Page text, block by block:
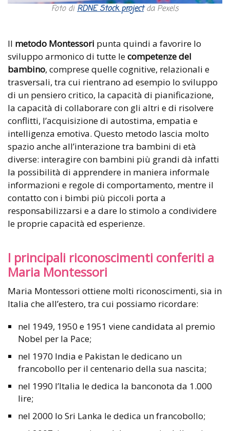
Foto di RDNE Stock projectda Pexels
Il metodo Montessori punta quindi a favorire lo
sviluppo armonico di tutte lecompetenze del
bambino, comprese quelle cognitive, relazionali e
trasversali, tra cui rientrano ad esempio lo sviluppo
di un pensiero critico, la capacità di pianificazione,
la capacità di collaborare con gli altri e di risolvere
conflitti, l’acquisizione di autostima, empatia e
intelligenza emotiva. Questo metodo lascia molto
spazio anche all’interazione tra bambini di età
diverse: interagire con bambini più grandi dà infatti
la possibilità di apprendere in maniera informale
informazioni e regole di comportamento, mentre il
contatto con i bimbi più piccoli porta a
responsabilizzarsi e a dare lo stimolo a condividere
le proprie capacità ed esperienze.
I principali riconoscimenti conferiti a
Maria Montessori
Maria Montessori ottiene molti riconoscimenti, sia in
Italia che all’estero, tra cui possiamo ricordare:
nel 1949, 1950 e 1951 viene candidata al premio
Nobel per la Pace;
nel 1970 India e Pakistan le dedicano un
francobollo per il centenario della sua nascita;
nel 1990 l’Italia le dedica la banconota da 1.000
lire;
nel 2000 lo Sri Lanka le dedica un francobollo;